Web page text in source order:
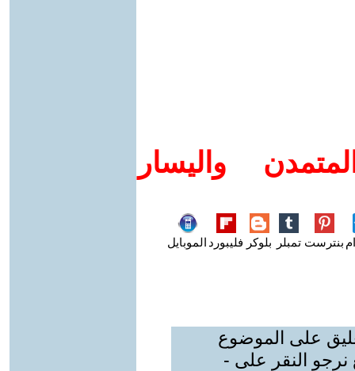
واليسار
بنترست تمبلر بلوكر فليبورد الموبايل
على الموضوع
نرجو النقر على -